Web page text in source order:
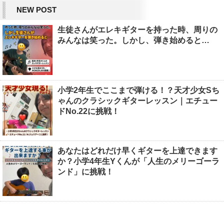
NEW POST
生徒さんがエレキギターを持った時、周りの
みんなは笑った。しかし、弾き始めると…
小学2年生でここまで弾ける！？天才少女Sち
ゃんのクラシックギターレッスン｜エチュー
ドNo.22に挑戦！
あなたはどれだけ早くギターを上達できます
か？小学4年生Yくんが「人生のメリーゴーラ
ンド」に挑戦！